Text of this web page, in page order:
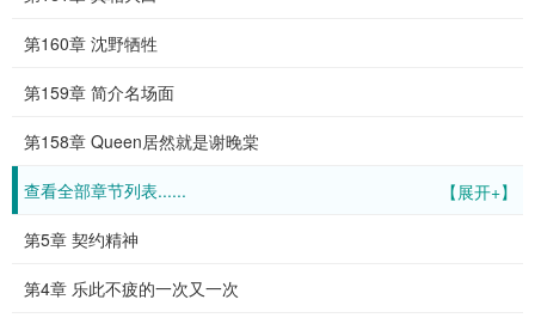
第160章 沈野牺牲
第159章 简介名场面
第158章 Queen居然就是谢晚棠
【展开+】
查看全部章节列表......
第5章 契约精神
第4章 乐此不疲的一次又一次